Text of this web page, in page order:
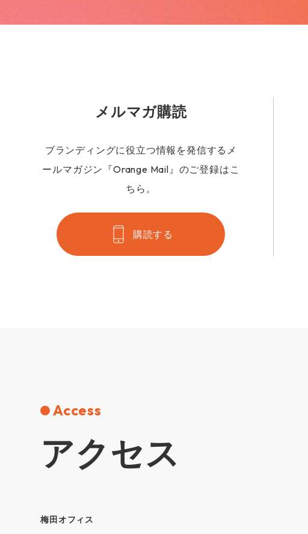
メルマガ購読
ブランディングに役立つ情報を発信するメ
ールマガジン『Orange Mail』のご登録はこ
ちら。
購読する
Access
アクセス
梅⽥オフィス